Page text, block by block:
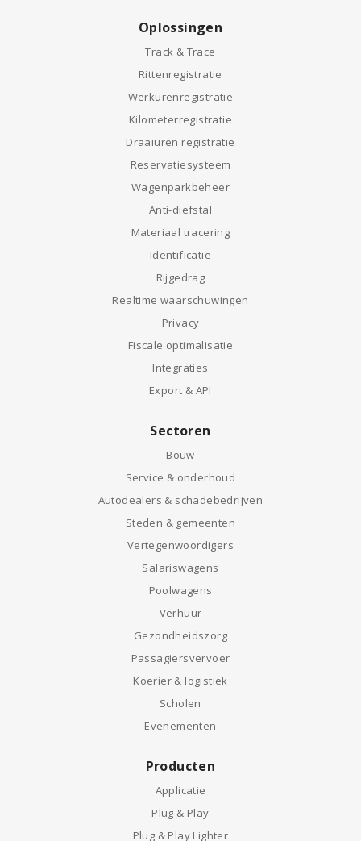
Oplossingen
Track & Trace
Rittenregistratie
Werkurenregistratie
Kilometerregistratie
Draaiuren registratie
Reservatiesysteem
Wagenparkbeheer
Anti-diefstal
Materiaal tracering
Identificatie
Rijgedrag
Realtime waarschuwingen
Privacy
Fiscale optimalisatie
Integraties
Export & API
Sectoren
Bouw
Service & onderhoud
Autodealers & schadebedrijven
Steden & gemeenten
Vertegenwoordigers
Salariswagens
Poolwagens
Verhuur
Gezondheidszorg
Passagiersvervoer
Koerier & logistiek
Scholen
Evenementen
Producten
Applicatie
Plug & Play
Plug & Play Lighter